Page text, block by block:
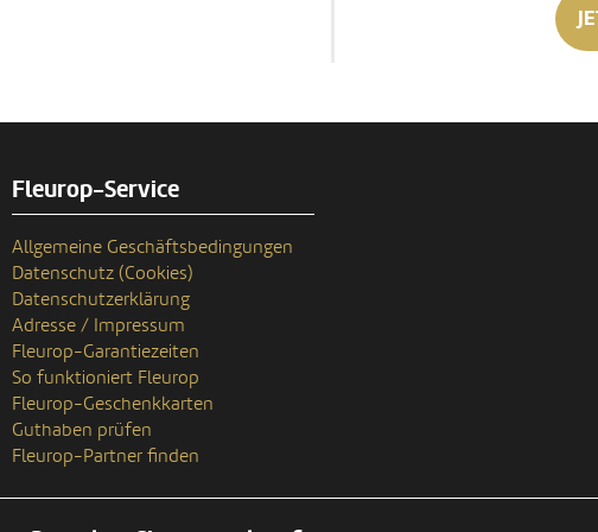
Fleurop-Service
Allgemeine Geschäftsbedingungen
Datenschutz (Cookies)
Datenschutzerklärung
Adresse / Impressum
Fleurop-Garantiezeiten
So funktioniert Fleurop
Fleurop-Geschenkkarten
Guthaben prüfen
Fleurop-Partner finden